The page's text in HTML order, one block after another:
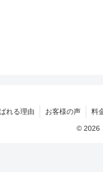
れる理由 お客様の声 料
© 2026